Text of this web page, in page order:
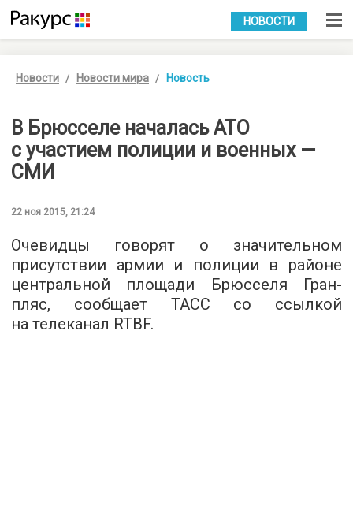
УКР РУС
НОВОСТИ
Новости Новости мира Новость
В Брюсселе началась АТО
с участием полиции и военных —
СМИ
22 ноя 2015, 21:24
Очевидцы говорят о значительном
присутствии армии и полиции в районе
центральной площади Брюсселя Гран-
пляс, сообщает ТАСС со ссылкой
на телеканал RTBF.